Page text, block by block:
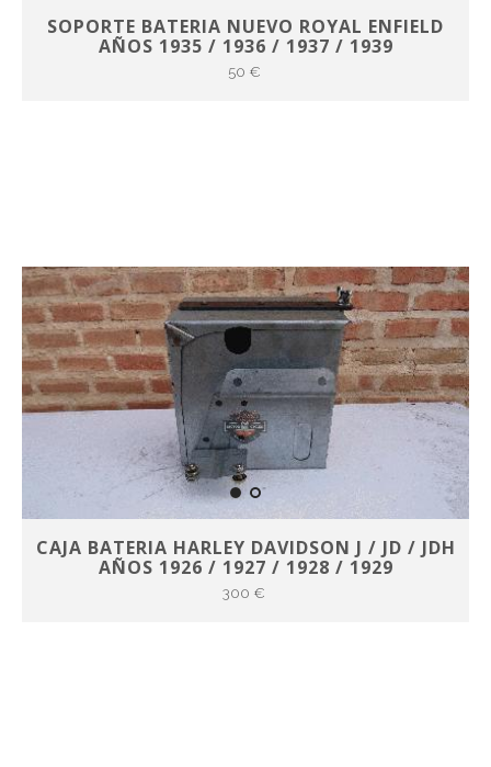
SOPORTE BATERIA NUEVO ROYAL ENFIELD
AÑOS 1935 / 1936 / 1937 / 1939
50 €
CAJA BATERIA HARLEY DAVIDSON J / JD / JDH
AÑOS 1926 / 1927 / 1928 / 1929
300 €